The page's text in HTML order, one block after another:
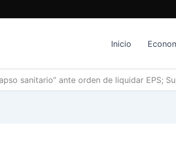
Inicio
sanitario” ante orden de liquidar EPS;